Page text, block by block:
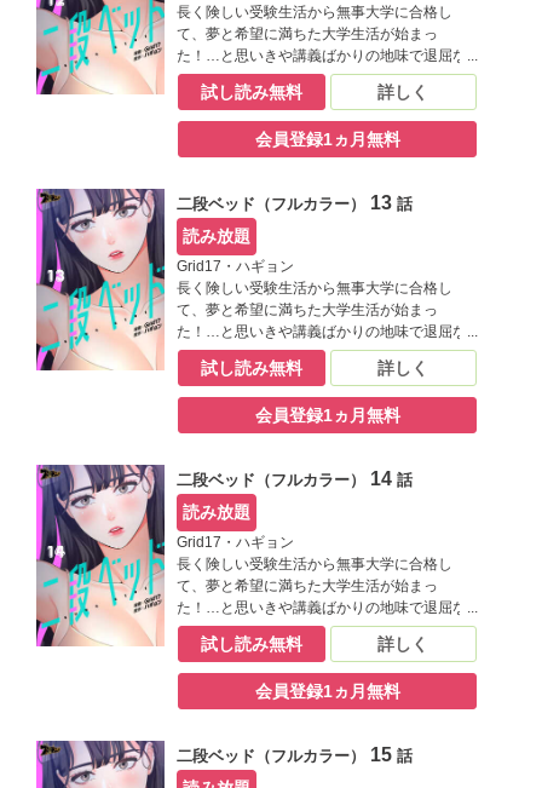
長く険しい受験生活から無事大学に合格し
て、夢と希望に満ちた大学生活が始まっ
た！…と思いきや講義ばかりの地味で退屈な
日々にうんざりしていた良也。そんなある
日、同じ学科の結美に飲み会に誘われたこと
がきっかけで、二人の仲は急接近！ もっと結
美と一緒に過ごすために一人暮らしを決意す
試し読み無料 詳しく
会員登録1ヵ月無料
二段ベッド（フルカラー） 13話
読み放題
Grid17・ハギョン
長く険しい受験生活から無事大学に合格し
て、夢と希望に満ちた大学生活が始まっ
た！…と思いきや講義ばかりの地味で退屈な
日々にうんざりしていた良也。そんなある
日、同じ学科の結美に飲み会に誘われたこと
がきっかけで、二人の仲は急接近！ もっと結
美と一緒に過ごすために一人暮らしを決意す
試し読み無料 詳しく
会員登録1ヵ月無料
二段ベッド（フルカラー） 14話
読み放題
Grid17・ハギョン
長く険しい受験生活から無事大学に合格し
て、夢と希望に満ちた大学生活が始まっ
た！…と思いきや講義ばかりの地味で退屈な
日々にうんざりしていた良也。そんなある
日、同じ学科の結美に飲み会に誘われたこと
がきっかけで、二人の仲は急接近！ もっと結
美と一緒に過ごすために一人暮らしを決意す
試し読み無料 詳しく
会員登録1ヵ月無料
二段ベッド（フルカラー） 15話